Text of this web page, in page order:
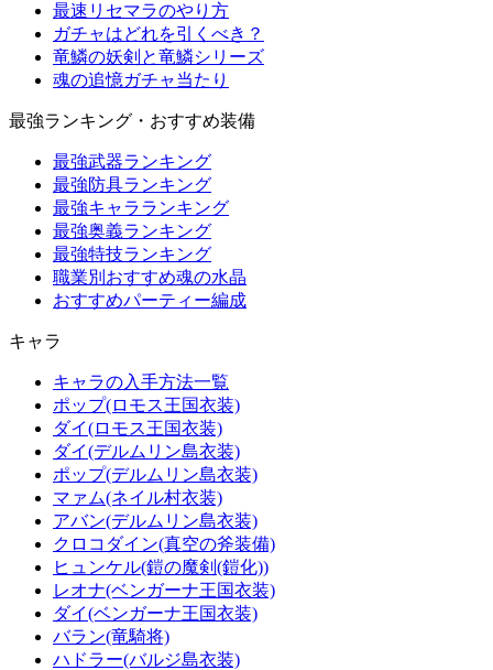
最速リセマラのやり方
ガチャはどれを引くべき？
竜鱗の妖剣と竜鱗シリーズ
魂の追憶ガチャ当たり
最強ランキング・おすすめ装備
最強武器ランキング
最強防具ランキング
最強キャラランキング
最強奥義ランキング
最強特技ランキング
職業別おすすめ魂の水晶
おすすめパーティー編成
キャラ
キャラの入手方法一覧
ポップ(ロモス王国衣装)
ダイ(ロモス王国衣装)
ダイ(デルムリン島衣装)
ポップ(デルムリン島衣装)
マァム(ネイル村衣装)
アバン(デルムリン島衣装)
クロコダイン(真空の斧装備)
ヒュンケル(鎧の魔剣(鎧化))
レオナ(ベンガーナ王国衣装)
ダイ(ベンガーナ王国衣装)
バラン(竜騎将)
ハドラー(バルジ島衣装)